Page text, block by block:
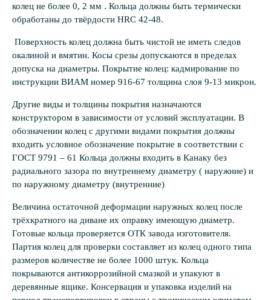
колец не более 0, 2 мм . Кольца должны быть термически
обработаны до твёрдости HRC 42-48.
Поверхность колец должна быть чистой не иметь следов
окалиной и вмятин. Косы срезы допускаются в пределах
допуска на диаметры. Покрытие колец: кадмирование по
инструкции ВИАМ номер 916-67 толщина слоя 9-13 микрон.
Другие виды и толщины покрытия назначаются
конструктором в зависимости от условий эксплуатации. В
обозначении колец с другими видами покрытия должны
входить условное обозначение покрытие в соответствии с
ГОСТ 9791 – 61 Кольца должны входить в Канаку без
радиального зазора по внутреннему диаметру ( наружние) и
по наружному диаметру (внутренние)
Величина остаточной деформации наружных колец после
трёхкратного на диване их оправку имеющую диаметр.
Готовые кольца проверяется ОТК завода изготовителя.
Партия колец для проверки составляет из колец одного типа
размеров количестве не более 1000 штук. Кольца
покрываются антикоррозийной смазкой и упакуют в
деревянные ящике. Консервация и упаковка изделий на